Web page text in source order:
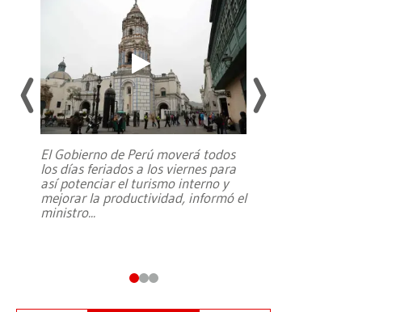
El Gobierno de Perú moverá todos
los días feriados a los viernes para
así potenciar el turismo interno y
mejorar la productividad, informó el
ministro...